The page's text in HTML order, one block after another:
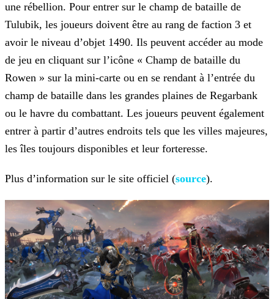
une rébellion. Pour entrer sur le champ de bataille de
Tulubik, les joueurs doivent être au rang de faction 3 et
avoir le niveau d’objet 1490. Ils peuvent accéder au mode
de jeu en cliquant sur l’icône « Champ de bataille du
Rowen » sur la mini-carte ou en se rendant à l’entrée du
champ de bataille dans les grandes plaines de Regarbank
ou le havre du combattant. Les joueurs peuvent également
entrer à partir d’autres endroits tels que les villes majeures,
les îles toujours disponibles et leur forteresse.
Plus d’information sur le site officiel (source).